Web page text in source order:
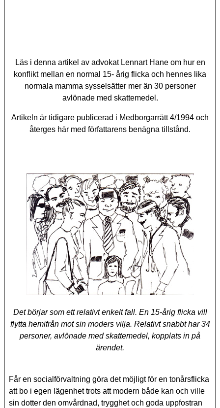
Läs i denna artikel av advokat Lennart Hane om hur en
konflikt mellan en normal 15- årig flicka och hennes lika
normala mamma sysselsätter mer än 30 personer
avlönade med skattemedel.
Artikeln är tidigare publicerad i Medborgarrätt 4/1994 och
återges här med författarens benägna tillstånd.
Det börjar som ett relativt enkelt fall. En 15-årig flicka vill
flytta hemifrån mot sin moders vilja. Relativt snabbt har 34
personer, avlönade med skattemedel, kopplats in på
ärendet.
Får en socialförvaltning göra det möjligt för en tonårsflicka
att bo i egen lägenhet trots att modern både kan och ville
sin dotter den omvårdnad, trygghet och goda uppfostran